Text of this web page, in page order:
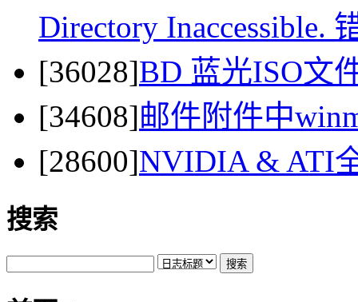
Directory Inaccessible.
[36028]BD 蓝光ISO文
[34608]邮件附件中
[28600]NVIDIA & ATI
搜索